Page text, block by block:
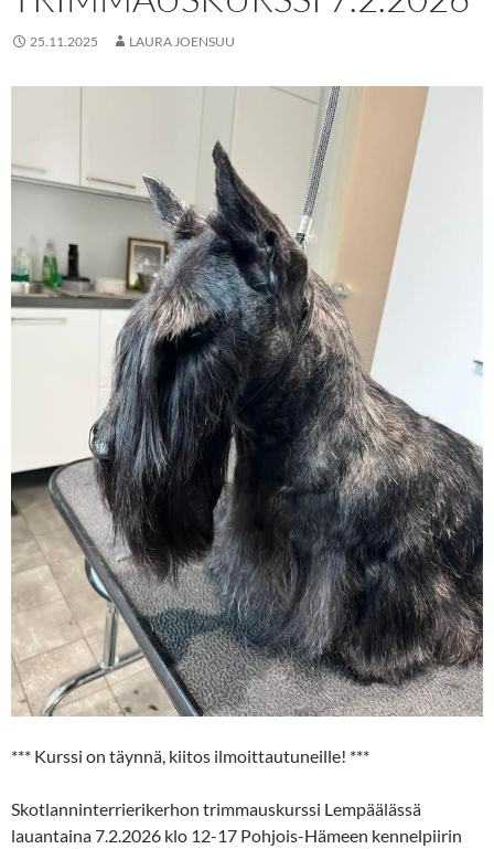
25.11.2025 LAURA JOENSUU
*** Kurssi on täynnä, kiitos ilmoittautuneille! ***
Skotlanninterrierikerhon trimmauskurssi Lempäälässä
lauantaina 7.2.2026 klo 12-17 Pohjois-Hämeen kennelpiirin